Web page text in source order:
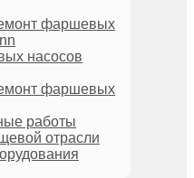
фаршевых
насосов
фаршевых
работы
отрасли